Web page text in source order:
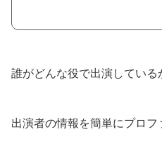
誰がどんな役で出演している
出演者の情報を簡単にプロフ